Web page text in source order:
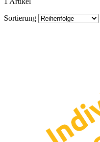
Sortierung